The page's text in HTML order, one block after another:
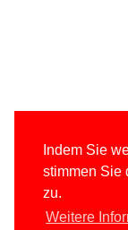
Indem Sie
stimmen Sie
zu.
Weitere